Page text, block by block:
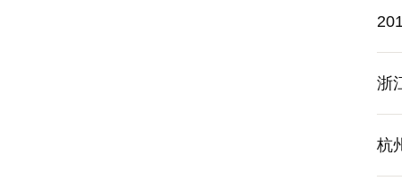
浙
杭